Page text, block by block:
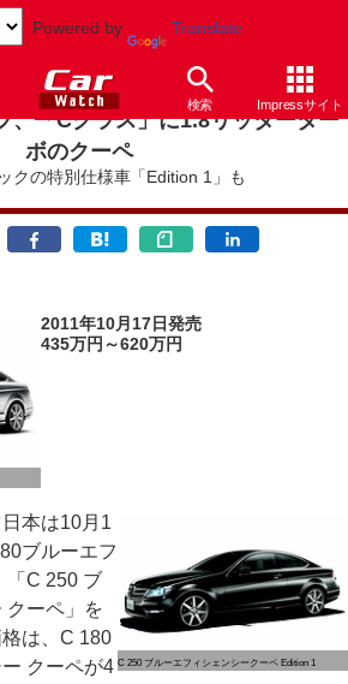
Powered by Translate
検索 Impressサイト
、「Cクラス」に1.8リッターター
ボのクーペ
クの特別仕様車「Edition 1」も
2011年10月17日発売
435万円～620万円
C 250 ブルーエフィシェンシークーペ Edition 1
本は10月1
ブルーエフ
「C 250 ブ
クーペ」を
は、C 180
クーペが4